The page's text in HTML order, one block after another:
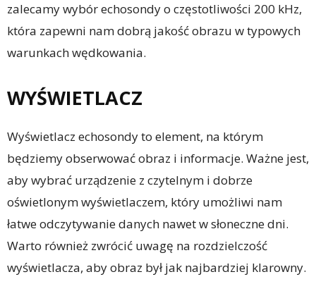
zalecamy wybór echosondy o częstotliwości 200 kHz,
która zapewni nam dobrą jakość obrazu w typowych
warunkach wędkowania.
WYŚWIETLACZ
Wyświetlacz echosondy to element, na którym
będziemy obserwować obraz i informacje. Ważne jest,
aby wybrać urządzenie z czytelnym i dobrze
oświetlonym wyświetlaczem, który umożliwi nam
łatwe odczytywanie danych nawet w słoneczne dni.
Warto również zwrócić uwagę na rozdzielczość
wyświetlacza, aby obraz był jak najbardziej klarowny.